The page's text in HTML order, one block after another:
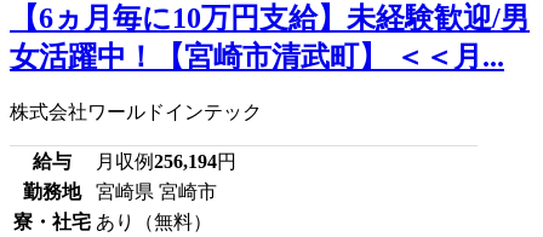
【6ヵ月毎に10万円支給】未経験歓迎/男
女活躍中！【宮崎市清武町】 ＜＜月...
株式会社ワールドインテック
給与 月収例256,194円
勤務地
宮崎県 宮崎市
寮・社宅 あり（無料）